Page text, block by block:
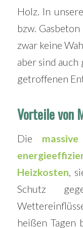
Holz. In
bzw.
zwar keine
aber sind
getroffenen
Vorteile von
Die
Heizkosten,
Schutz
heißen Tagen